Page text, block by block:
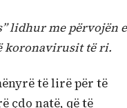
lidhur me përvojën e
koronavirusit të ri.
të lirë për të
çdo natë, që të